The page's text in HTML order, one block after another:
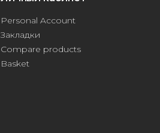
Personal Account
Закладки
Compare products
Basket